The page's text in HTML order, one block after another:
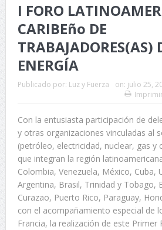
I FORO
CARIBEño DE
TRABAJADORES(AS)
ENERGÍA
Publicado por: Luz y Fuerza on: julio 25,
Con la entusiasta participación de
y otras organizaciones vinculadas al
(petróleo, electricidad, nuclear, gas y
que integran la región
Colombia, Venezuela, México, Cuba,
Argentina, Brasil, Trinidad y Tobago,
Curazao, Puerto Rico, Paraguay,
con el acompañamiento especial de
Francia, la realización de este